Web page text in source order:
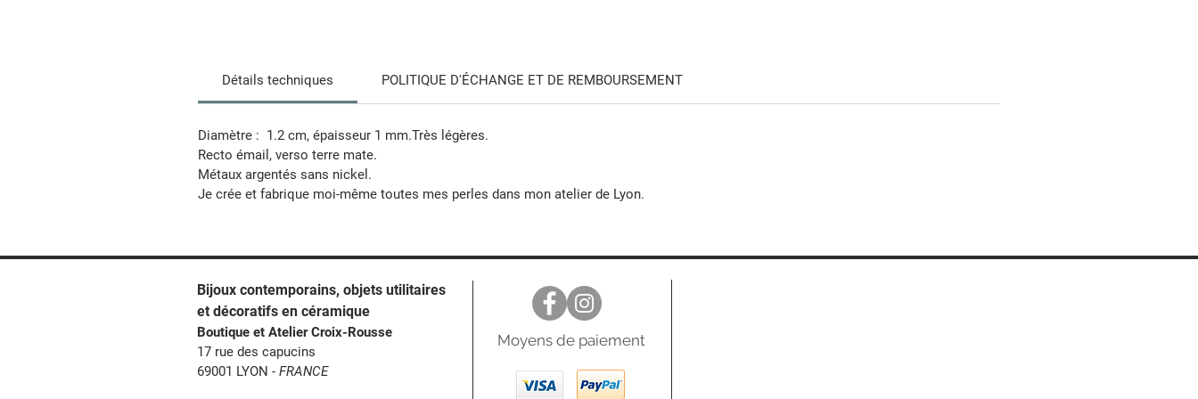
Détails techniques POLITIQUE D'ÉCHANGE ET DE REMBOURSEMENT
Diamètre : 1.2 cm, épaisseur 1 mm.Très légères.
Recto émail, verso terre mate.
Métaux argentés sans nickel.
Je crée et fabrique moi-même toutes mes perles dans mon atelier de Lyon.
Bijoux contemporains, objets utilitaires
et décoratifs en céramique
Boutique et Atelier Croix-Rousse
17 rue des capucins
69001 LYON - FRANCE
Moyens de paiement